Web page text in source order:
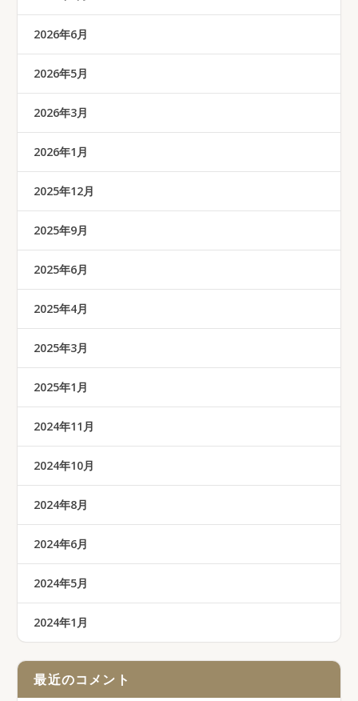
2026年6月
2026年5月
2026年3月
2026年1月
2025年12月
2025年9月
2025年6月
2025年4月
2025年3月
2025年1月
2024年11月
2024年10月
2024年8月
2024年6月
2024年5月
2024年1月
最近のコメント